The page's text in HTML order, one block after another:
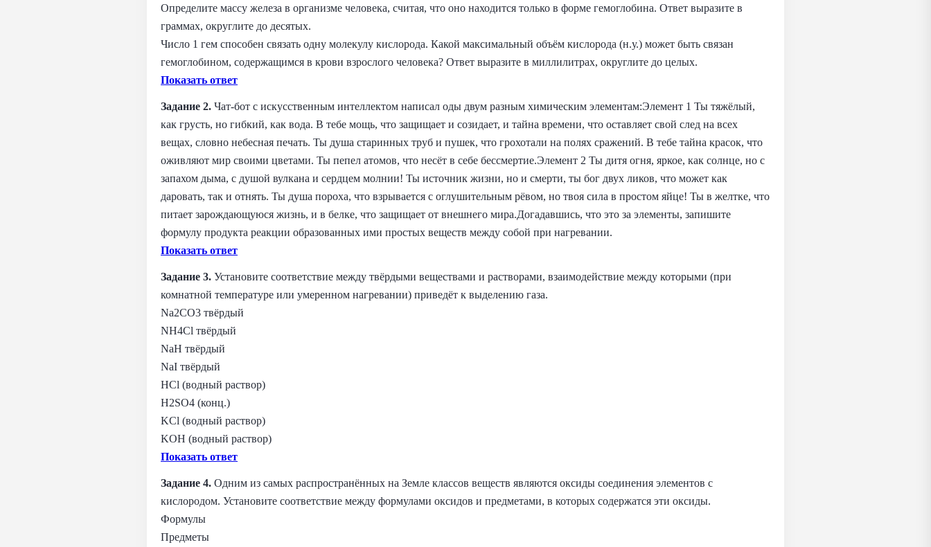
Определите массу железа в организме человека, считая, что оно находится только в форме гемоглобина. Ответ выразите в
граммах, округлите до десятых.
Число 1 гем способен связать одну молекулу кислорода. Какой максимальный объём кислорода (н.у.) может быть связан
гемоглобином, содержащимся в крови взрослого человека? Ответ выразите в миллилитрах, округлите до целых.
Показать ответ
Задание 2. Чат‑бот с искусственным интеллектом написал оды двум разным химическим элементам:Элемент 1 Ты тяжёлый,
как грусть, но гибкий, как вода. В тебе мощь, что защищает и созидает, и тайна времени, что оставляет свой след на всех
вещах, словно небесная печать. Ты душа старинных труб и пушек, что грохотали на полях сражений. В тебе тайна красок, что
оживляют мир своими цветами. Ты пепел атомов, что несёт в себе бессмертие.Элемент 2 Ты дитя огня, яркое, как солнце, но с
запахом дыма, с душой вулкана и сердцем молнии! Ты источник жизни, но и смерти, ты бог двух ликов, что может как
даровать, так и отнять. Ты душа пороха, что взрывается с оглушительным рёвом, но твоя сила в простом яйце! Ты в желтке, что
питает зарождающуюся жизнь, и в белке, что защищает от внешнего мира.Догадавшись, что это за элементы, запишите
формулу продукта реакции образованных ими простых веществ между собой при нагревании.
Показать ответ
Задание 3. Установите соответствие между твёрдыми веществами и растворами, взаимодействие между которыми (при
комнатной температуре или умеренном нагревании) приведёт к выделению газа.
Na2CO3 твёрдый
NH4Cl твёрдый
NaH твёрдый
NaI твёрдый
HCl (водный раствор)
H2SO4 (конц.)
KCl (водный раствор)
KOH (водный раствор)
Показать ответ
Задание 4. Одним из самых распространённых на Земле классов веществ являются оксиды соединения элементов с
кислородом. Установите соответствие между формулами оксидов и предметами, в которых содержатся эти оксиды.
Формулы
Предметы